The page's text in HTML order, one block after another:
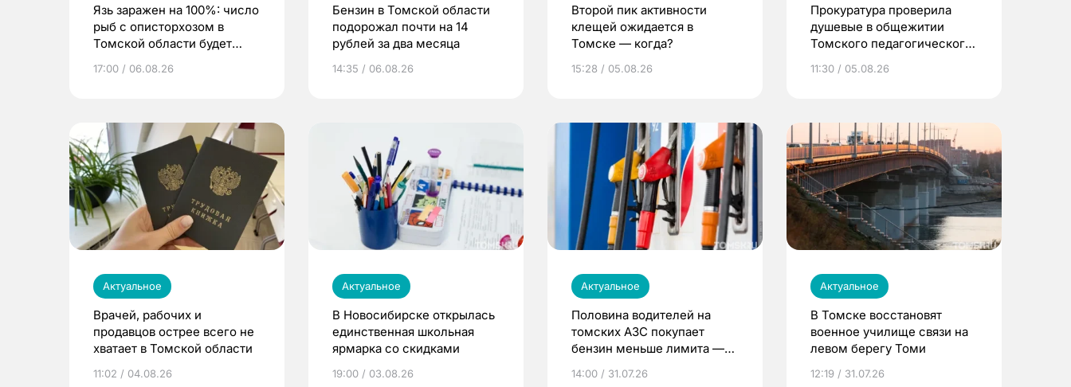
Язь заражен на 100%: число
рыб с описторхозом в
Томской области будет
17:00 / 06.08.26
Бензин в Томской области
подорожал почти на 14
рублей за два месяца
14:35 / 06.08.26
Второй пик активности
клещей ожидается в
Томске — когда?
15:28 / 05.08.26
Прокуратура проверила
душевые в общежитии
Томского педагогического
11:30 / 05.08.26
Актуальное
Врачей, рабочих и
продавцов острее всего не
хватает в Томской области
11:02 / 04.08.26
Актуальное
В Новосибирске открылась
единственная школьная
ярмарка со скидками
19:00 / 03.08.26
Актуальное
Половина водителей на
томских АЗС покупает
бензин меньше лимита —
14:00 / 31.07.26
Актуальное
В Томске восстановят
военное училище связи на
левом берегу Томи
12:19 / 31.07.26